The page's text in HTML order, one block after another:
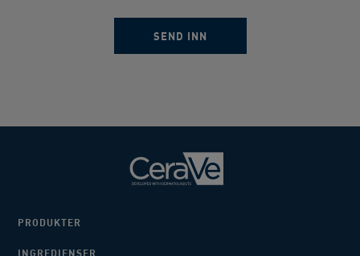
PRODUKTER
INGREDIENSER